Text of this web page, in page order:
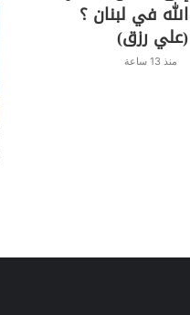
الله في لبنان ؟
(علي رزق)
منذ 13 ساعة